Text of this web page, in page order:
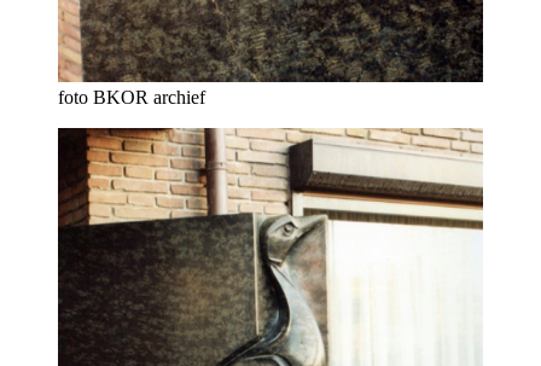
foto BKOR archief